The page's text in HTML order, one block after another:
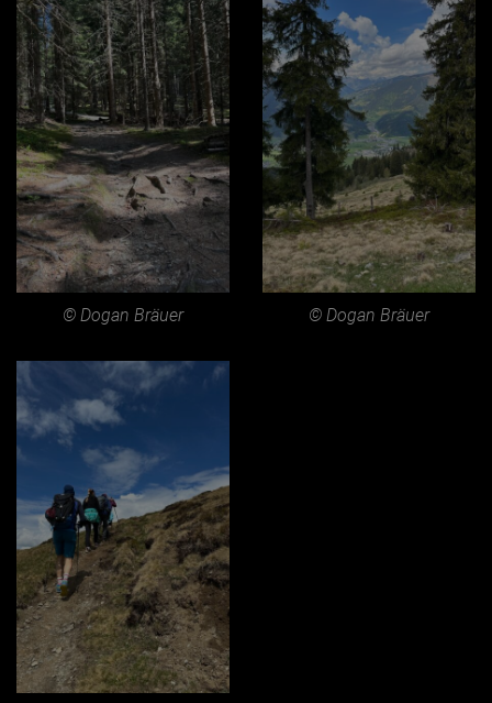
© Dogan Bräuer © Dogan Bräuer